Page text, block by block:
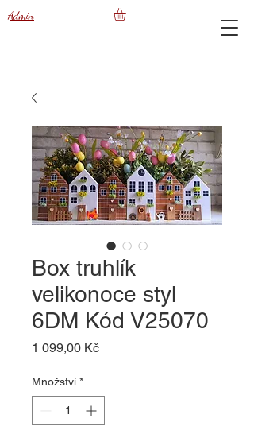
Admin
Box truhlík
velikonoce styl
6DM Kód V25070
1 099,00 KčCena
Množství *